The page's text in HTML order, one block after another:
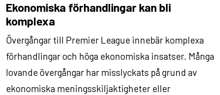
Ekonomiska förhandlingar kan bli
komplexa
Övergångar till Premier League innebär komplexa
förhandlingar och höga ekonomiska insatser. Många
lovande övergångar har misslyckats på grund av
ekonomiska meningsskiljaktigheter eller